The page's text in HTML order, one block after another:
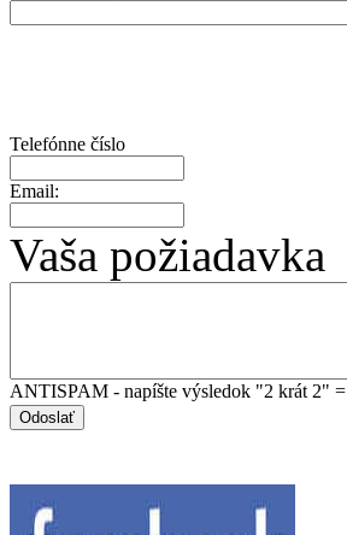
Telefónne číslo
Email:
Vaša požiadavka
ANTISPAM - napíšte výsledok "2 krát 2" =